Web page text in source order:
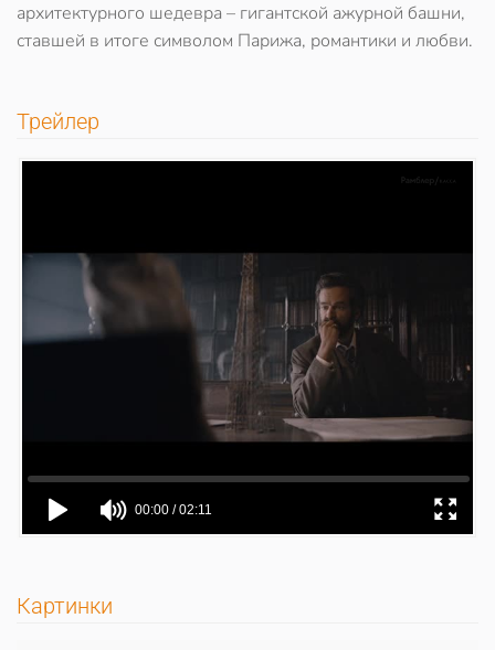
архитектурного шедевра – гигантской ажурной башни,
ставшей в итоге символом Парижа, романтики и любви.
Трейлер
Картинки